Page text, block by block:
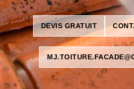
DEVIS GRATUIT